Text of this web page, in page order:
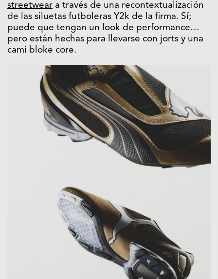
streetwear a través de una recontextualización
de las siluetas futboleras Y2k de la firma. Sí;
puede que tengan un look de performance…
pero están hechas para llevarse con jorts y una
cami bloke core.